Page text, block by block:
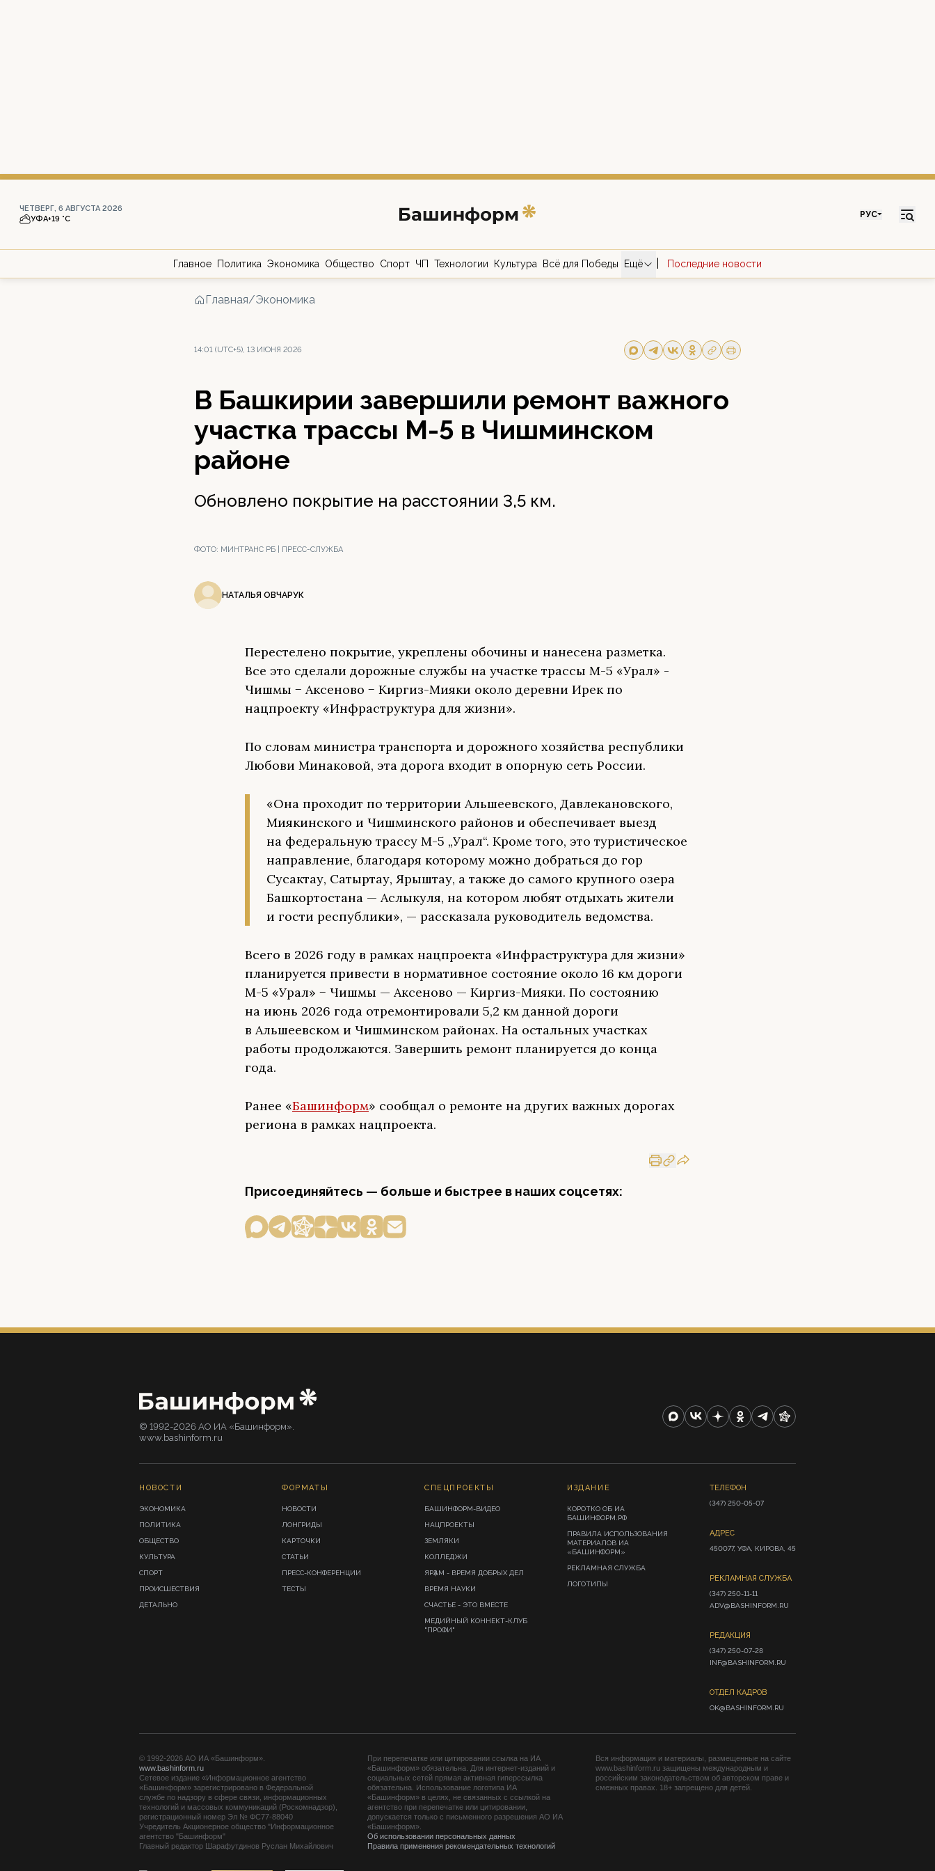
ЧЕТВЕРГ, 6 АВГУСТА 2026
УФА+19 °С РУС
Главное Политика Экономика Общество Спорт ЧП Технологии Культура Всё для Победы Ещё Последние новости
Главная/Экономика
14:01 (UTC+5), 13 ИЮНЯ 2026
В Башкирии завершили ремонт важного
участка трассы М-5 в Чишминском
районе
Обновлено покрытие на расстоянии 3,5 км.
ФОТО: МИНТРАНС РБ | ПРЕСС-СЛУЖБА
НАТАЛЬЯ ОВЧАРУК
Перестелено покрытие, укреплены обочины и нанесена разметка.
Все это сделали дорожные службы на участке трассы М-5 «Урал» -
Чишмы − Аксеново − Киргиз-Мияки около деревни Ирек по
нацпроекту «Инфраструктура для жизни».
По словам министра транспорта и дорожного хозяйства республики
Любови Минаковой, эта дорога входит в опорную сеть России.
«Она проходит по территории Альшеевского, Давлекановского,
Миякинского и Чишминского районов и обеспечивает выезд
на федеральную трассу М-5 „Урал“. Кроме того, это туристическое
направление, благодаря которому можно добраться до гор
Сусактау, Сатыртау, Ярыштау, а также до самого крупного озера
Башкортостана — Аслыкуля, на котором любят отдыхать жители
и гости республики», — рассказала руководитель ведомства.
Всего в 2026 году в рамках нацпроекта «Инфраструктура для жизни»
планируется привести в нормативное состояние около 16 км дороги
М-5 «Урал» − Чишмы — Аксеново — Киргиз-Мияки. По состоянию
на июнь 2026 года отремонтировали 5,2 км данной дороги
в Альшеевском и Чишминском районах. На остальных участках
работы продолжаются. Завершить ремонт планируется до конца
года.
Ранее «Башинформ» сообщал о ремонте на других важных дорогах
региона в рамках нацпроекта.
Присоединяйтесь — больше и быстрее в наших соцсетях:
© 1992-2026 АО ИА «Башинформ».
www.bashinform.ru
НОВОСТИ
ЭКОНОМИКА
ПОЛИТИКА
ОБЩЕСТВО
КУЛЬТУРА
СПОРТ
ПРОИСШЕСТВИЯ
ДЕТАЛЬНО
ФОРМАТЫ
НОВОСТИ
ЛОНГРИДЫ
КАРТОЧКИ
СТАТЬИ
ПРЕСС-КОНФЕРЕНЦИИ
ТЕСТЫ
СПЕЦПРОЕКТЫ
БАШИНФОРМ-ВИДЕО
НАЦПРОЕКТЫ
ЗЕМЛЯКИ
КОЛЛЕДЖИ
ЯРҘАМ - ВРЕМЯ ДОБРЫХ ДЕЛ
ВРЕМЯ НАУКИ
СЧАСТЬЕ - ЭТО ВМЕСТЕ
МЕДИЙНЫЙ КОННЕКТ-КЛУБ
"ПРОФИ"
ИЗДАНИЕ
КОРОТКО ОБ ИА
БАШИНФОРМ.РФ
ПРАВИЛА ИСПОЛЬЗОВАНИЯ
МАТЕРИАЛОВ ИА
«БАШИНФОРМ»
РЕКЛАМНАЯ СЛУЖБА
ЛОГОТИПЫ
ТЕЛЕФОН
(347) 250-05-07
АДРЕС
450077, УФА, КИРОВА, 45
РЕКЛАМНАЯ СЛУЖБА
(347) 250-11-11
ADV@BASHINFORM.RU
РЕДАКЦИЯ
(347) 250-07-28
INF@BASHINFORM.RU
ОТДЕЛ КАДРОВ
OK@BASHINFORM.RU
© 1992-2026 АО ИА «Башинформ».
www.bashinform.ru
Сетевое издание «Информационное агентство
«Башинформ» зарегистрировано в Федеральной
службе по надзору в сфере связи, информационных
технологий и массовых коммуникаций (Роскомнадзор),
регистрационный номер Эл № ФС77-88040
Учредитель Акционерное общество "Информационное
агентство "Башинформ"
Главный редактор Шарафутдинов Руслан Михайлович
При перепечатке или цитировании ссылка на ИА
«Башинформ» обязательна. Для интернет-изданий и
социальных сетей прямая активная гиперссылка
обязательна. Использование логотипа ИА
«Башинформ» в целях, не связанных с ссылкой на
агентство при перепечатке или цитировании,
допускается только с письменного разрешения АО ИА
«Башинформ».
Об использовании персональных данных
Правила применения рекомендательных технологий
Вся информация и материалы, размещенные на сайте
www.bashinform.ru защищены международным и
российским законодательством об авторском праве и
смежных правах. 18+ запрещено для детей.